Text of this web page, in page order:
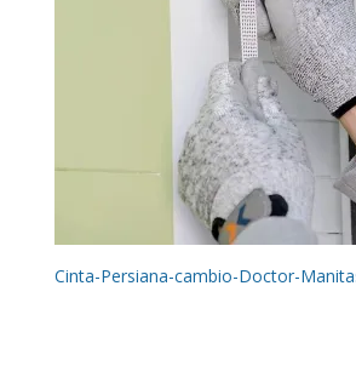
Cinta-Persiana-cambio-Doctor-